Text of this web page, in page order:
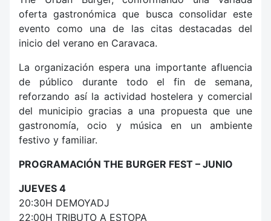
oferta gastronómica que busca consolidar este
evento como una de las citas destacadas del
inicio del verano en Caravaca.
La organización espera una importante afluencia
de público durante todo el fin de semana,
reforzando así la actividad hostelera y comercial
del municipio gracias a una propuesta que une
gastronomía, ocio y música en un ambiente
festivo y familiar.
PROGRAMACIÓN THE BURGER FEST – JUNIO
JUEVES 4
20:30H DEMOYADJ
22:00H TRIBUTO A ESTOPA